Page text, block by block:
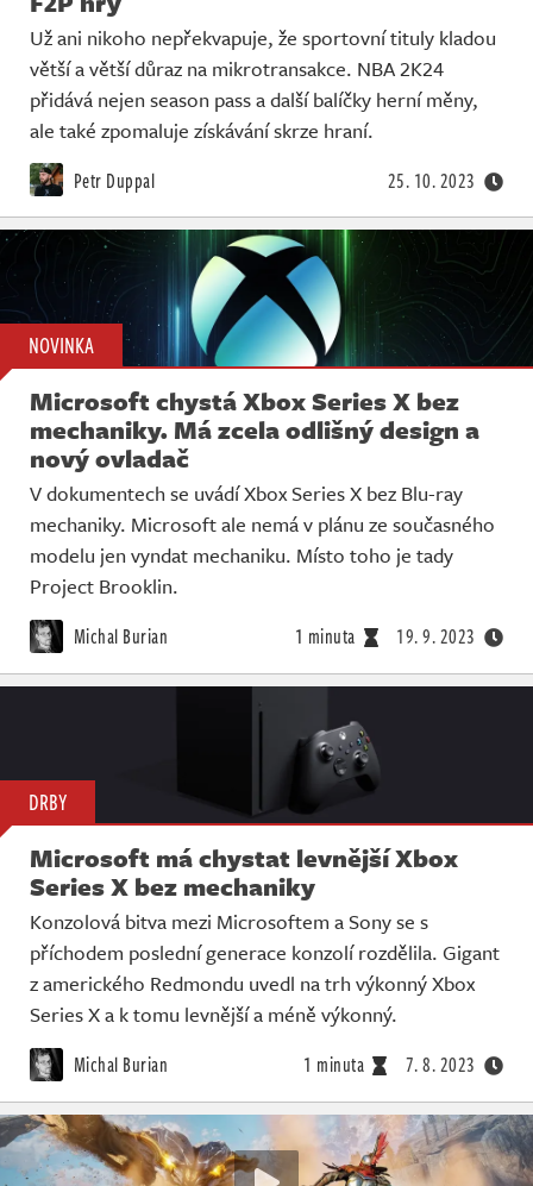
Už ani nikoho nepřekvapuje, že sportovní tituly kladou
větší a větší důraz na mikrotransakce. NBA 2K24
přidává nejen season pass a další balíčky herní měny,
ale také zpomaluje získávání skrze hraní.
Petr Duppal 25. 10. 2023
NOVINKA
Microsoft chystá Xbox Series X bez
mechaniky. Má zcela odlišný design a
nový ovladač
V dokumentech se uvádí Xbox Series X bez Blu-ray
mechaniky. Microsoft ale nemá v plánu ze současného
modelu jen vyndat mechaniku. Místo toho je tady
Project Brooklin.
Michal Burian 1 minuta 19. 9. 2023
DRBY
Microsoft má chystat levnější Xbox
Series X bez mechaniky
Konzolová bitva mezi Microsoftem a Sony se s
příchodem poslední generace konzolí rozdělila. Gigant
z amerického Redmondu uvedl na trh výkonný Xbox
Series X a k tomu levnější a méně výkonný.
Michal Burian 1 minuta 7. 8. 2023